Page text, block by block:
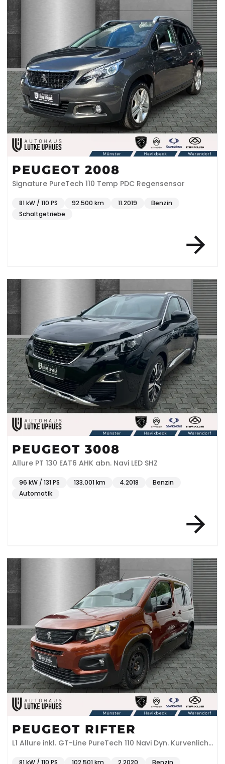
PEUGEOT 2008
Signature PureTech 110 Temp PDC Regensensor
81 kW / 110 PS 92.500 km 11.2019
Benzin
Schaltgetriebe
PEUGEOT 3008
Allure PT 130 EAT6 AHK abn. Navi LED SHZ
96 kW / 131 PS 133.001 km 4.2018
Benzin
Automatik
PEUGEOT RIFTER
L1 Allure inkl. GT-Line PureTech 110 Navi Dyn. Kurvenlicht
81 kW / 110 PS 102.501 km 2.2020 Benzin